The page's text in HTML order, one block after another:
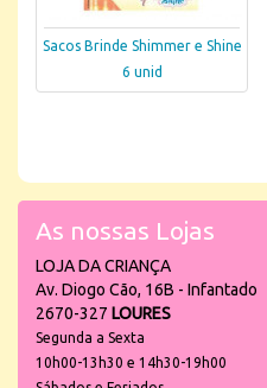
Sacos Brinde Shimmer e Shine
6 unid
As nossas Lojas
LOJA DA CRIANÇA
Av. Diogo Cão, 16B - Infantado
2670-327 LOURES
Segunda a Sexta
10h00-13h30 e 14h30-19h00